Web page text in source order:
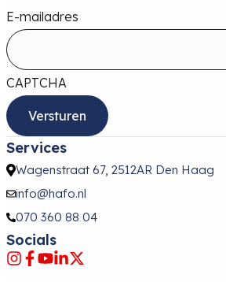
E-mailadres
CAPTCHA
Services
Wagenstraat 67, 2512AR Den Haag
info@hafo.nl
070 360 88 04
Socials